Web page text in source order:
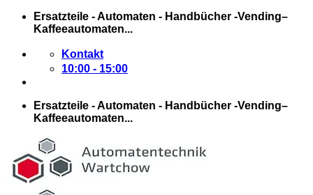
Zum
Ersatzteile - Automaten - Handbücher -Vending–
Kaffeeautomaten...
Kontakt
10:00 - 15:00
Ersatzteile - Automaten - Handbücher -Vending–
Kaffeeautomaten...